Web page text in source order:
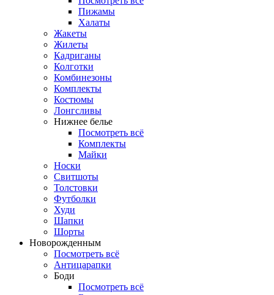
Пижамы
Халаты
Жакеты
Жилеты
Кадриганы
Колготки
Комбинезоны
Комплекты
Костюмы
Лонгсливы
Нижнее белье
Посмотреть всё
Комплекты
Майки
Носки
Свитшоты
Толстовки
Футболки
Худи
Шапки
Шорты
Новорожденным
Посмотреть всё
Антицарапки
Боди
Посмотреть всё